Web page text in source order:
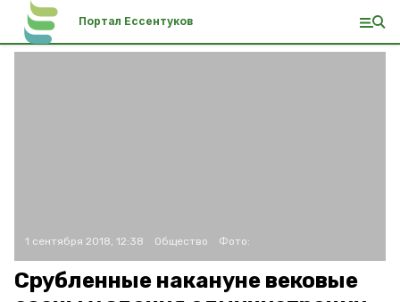
Портал Ессентуков
1 сентября 2018, 12:38 Общество Фото:
Срубленные накануне вековые